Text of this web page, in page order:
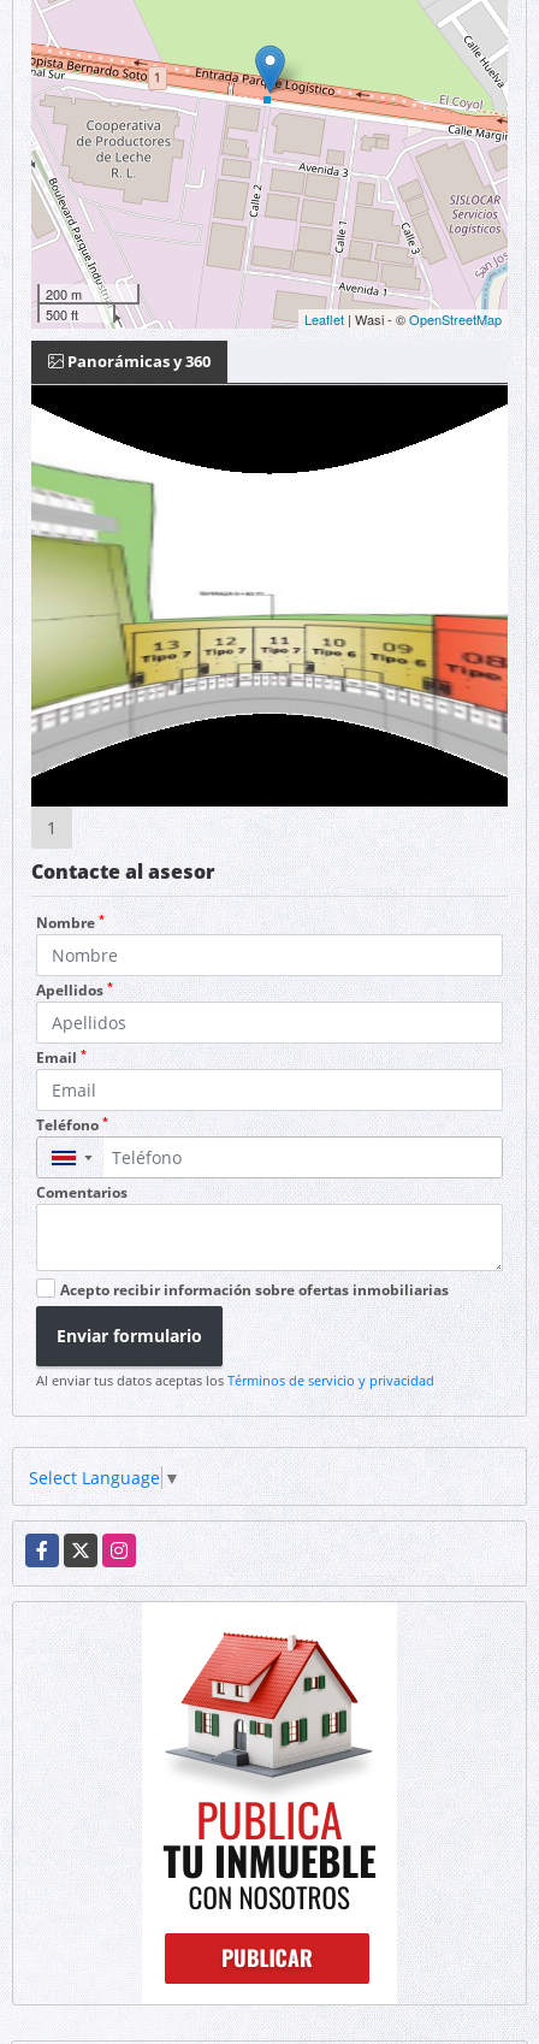
200 m
500 ft
Leaflet | Wasi - ©OpenStreetMap
Panorámicas y 360
1
Contacte al asesor
Nombre *
Apellidos *
Email*
Teléfono *
▼
Comentarios
Acepto recibir información sobre ofertas inmobiliarias
Enviar formulario
Al enviar tus datos aceptas los Términos de servicio y privacidad
Select Language ▼
Facebook
X Instagram